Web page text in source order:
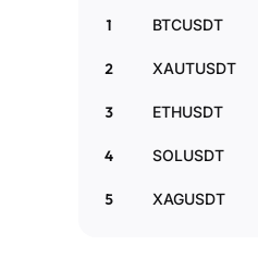
1 BTCUSDT
2 XAUTUSDT
3 ETHUSDT
4 SOLUSDT
5 XAGUSDT